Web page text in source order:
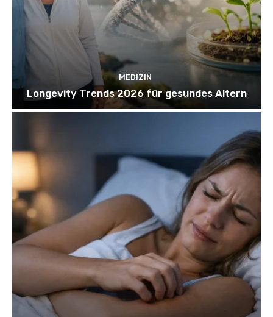
MEDIZIN
Longevity Trends 2026 für gesundes Altern